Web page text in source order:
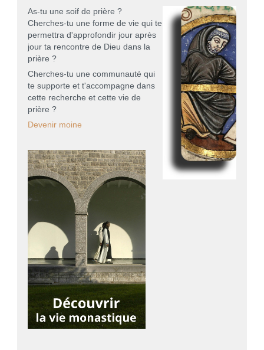
As-tu une soif de prière ?
Cherches-tu une forme de vie qui te
permettra d'approfondir jour après
jour ta rencontre de Dieu dans la
prière ?
Cherches-tu une communauté qui
te supporte et t'accompagne dans
cette recherche et cette vie de
prière ?
Devenir moine